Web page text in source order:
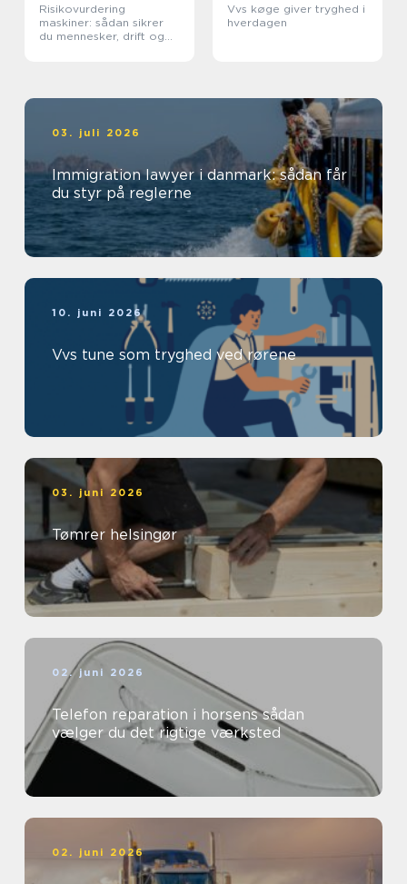
Risikovurdering
maskiner: sådan sikrer
du mennesker, drift og
Vvs køge giver tryghed i
hverdagen
03. juli 2026
Immigration lawyer i danmark: sådan får
du styr på reglerne
10. juni 2026
Vvs tune som tryghed ved rørene
03. juni 2026
Tømrer helsingør
02. juni 2026
Telefon reparation i horsens sådan
vælger du det rigtige værksted
02. juni 2026